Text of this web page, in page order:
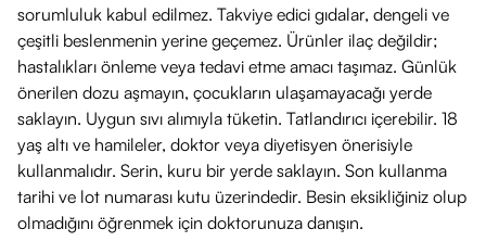
Fragrance (Parfum), Glyceryl Laurate, Hydroxyethyl
Acrylate/Sodium Acryloyldimethyl Taurate Copolymer,
Hydroxypropyl Starch Phosphate, Lens Esculenta (Lentil)
Seed Extract (Lens Esculenta Seed Extract), Peg-30
Dipolyhydroxystearate, Polyglycerin-3, Polysorbate 60,
Potassium Hydroxide, Sodium Benzoate, Sorbitan
Isostearate, Sorbitan Olivate, Tocopheryl Glucoside,
Trideceth-6.
sorumluluk kabul edilmez. Takviye edici gıdalar, dengeli ve
çeşitli beslenmenin yerine geçemez. Ürünler ilaç değildir;
hastalıkları önleme veya tedavi etme amacı taşımaz. Günlük
önerilen dozu aşmayın, çocukların ulaşamayacağı yerde
saklayın. Uygun sıvı alımıyla tüketin. Tatlandırıcı içerebilir. 18
yaş altı ve hamileler, doktor veya diyetisyen önerisiyle
kullanmalıdır. Serin, kuru bir yerde saklayın. Son kullanma
tarihi ve lot numarası kutu üzerindedir. Besin eksikliğiniz olup
olmadığını öğrenmek için doktorunuza danışın.